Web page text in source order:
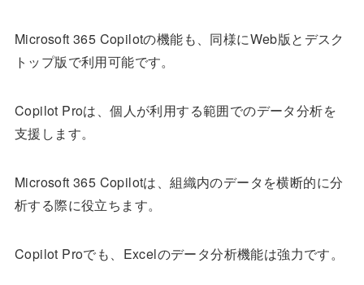
Microsoft 365 Copilotの機能も、同様にWeb版とデスク
トップ版で利用可能です。
Copilot Proは、個人が利用する範囲でのデータ分析を
支援します。
Microsoft 365 Copilotは、組織内のデータを横断的に分
析する際に役立ちます。
Copilot Proでも、Excelのデータ分析機能は強力です。